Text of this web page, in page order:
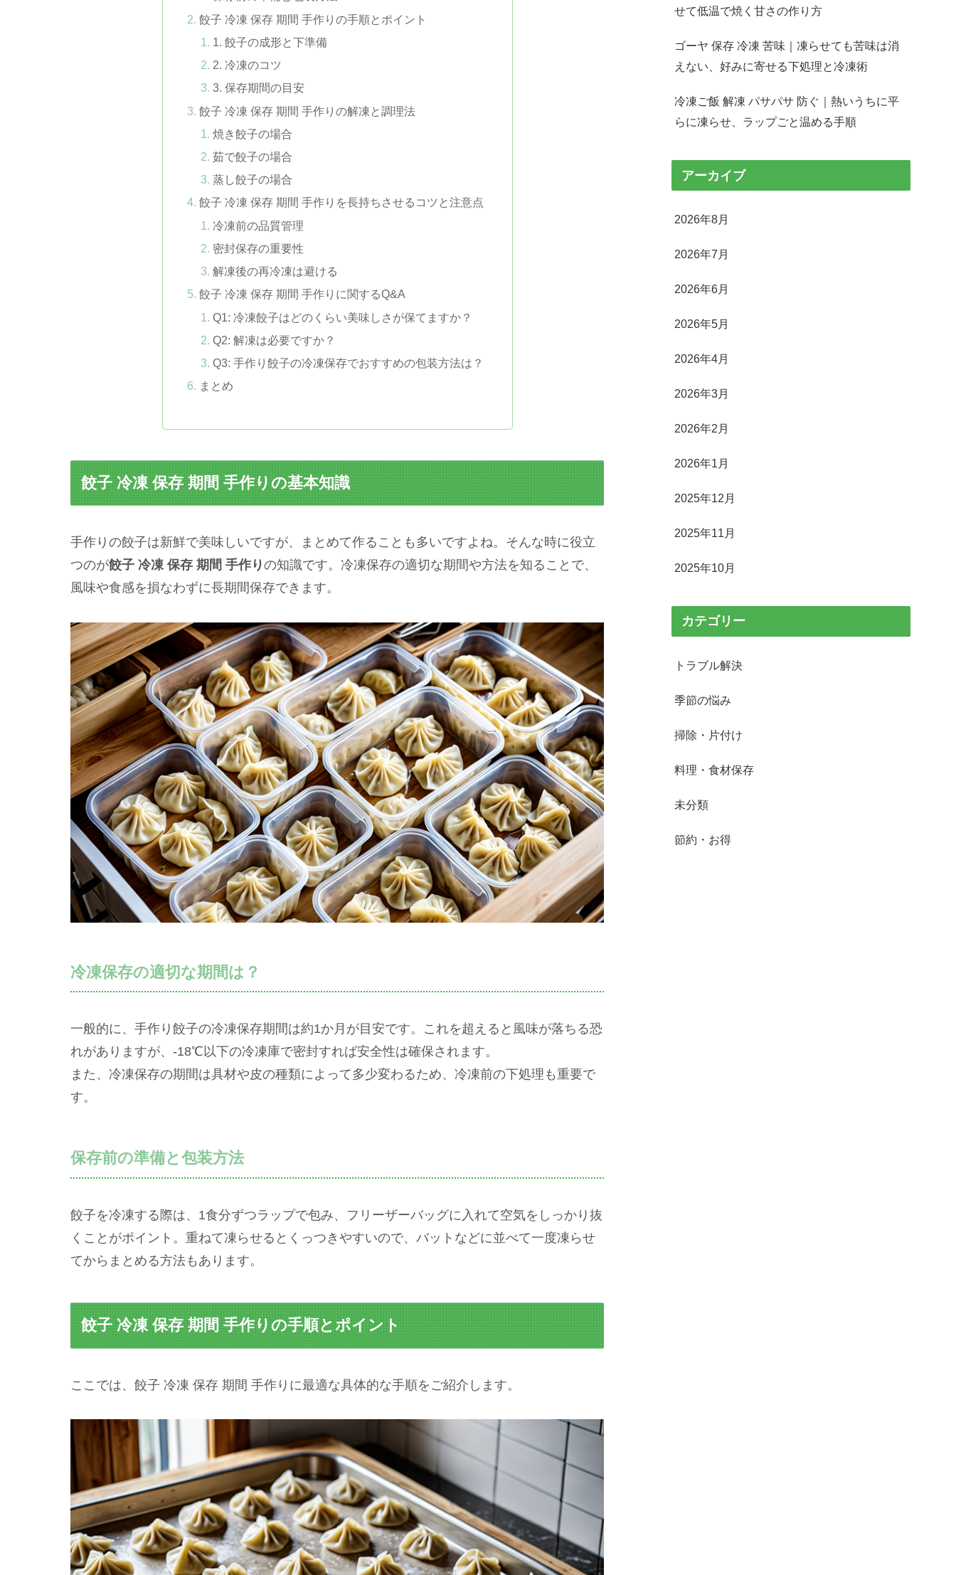
餃子 冷凍 保存 期間 手作りの手順とポイント
1. 餃子の成形と下準備
2. 冷凍のコツ
3. 保存期間の目安
餃子 冷凍 保存 期間 手作りの解凍と調理法
焼き餃子の場合
茹で餃子の場合
蒸し餃子の場合
餃子 冷凍 保存 期間 手作りを長持ちさせるコツと注意点
冷凍前の品質管理
密封保存の重要性
解凍後の再冷凍は避ける
餃子 冷凍 保存 期間 手作りに関するQ&A
Q1: 冷凍餃子はどのくらい美味しさが保てますか？
Q2: 解凍は必要ですか？
Q3: 手作り餃子の冷凍保存でおすすめの包装方法は？
まとめ
餃子 冷凍 保存 期間 手作りの基本知識
手作りの餃子は新鮮で美味しいですが、まとめて作ることも多いですよね。そんな時に役立
つのが餃子 冷凍 保存 期間 手作りの知識です。冷凍保存の適切な期間や方法を知ることで、
風味や食感を損なわずに長期間保存できます。
冷凍保存の適切な期間は？
一般的に、手作り餃子の冷凍保存期間は約1か月が目安です。これを超えると風味が落ちる恐
れがありますが、-18℃以下の冷凍庫で密封すれば安全性は確保されます。
また、冷凍保存の期間は具材や皮の種類によって多少変わるため、冷凍前の下処理も重要で
す。
保存前の準備と包装方法
餃子を冷凍する際は、1食分ずつラップで包み、フリーザーバッグに入れて空気をしっかり抜
くことがポイント。重ねて凍らせるとくっつきやすいので、バットなどに並べて一度凍らせ
てからまとめる方法もあります。
餃子 冷凍 保存 期間 手作りの手順とポイント
ここでは、餃子 冷凍 保存 期間 手作りに最適な具体的な手順をご紹介します。
せて低温で焼く甘さの作り方
ゴーヤ 保存 冷凍 苦味｜凍らせても苦味は消
えない、好みに寄せる下処理と冷凍術
冷凍ご飯 解凍 パサパサ 防ぐ｜熱いうちに平
らに凍らせ、ラップごと温める手順
アーカイブ
2026年8月
2026年7月
2026年6月
2026年5月
2026年4月
2026年3月
2026年2月
2026年1月
2025年12月
2025年11月
2025年10月
カテゴリー
トラブル解決
季節の悩み
掃除・片付け
料理・食材保存
未分類
節約・お得